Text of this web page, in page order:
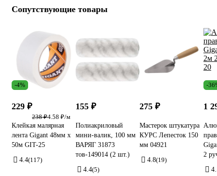
Сопутствующие товары
-4%
229 ₽
238 ₽4.58 ₽/м
Клейкая малярная
лента Gigant 48мм x
50м GIT-25
4.4(117)
155 ₽
Полиакриловый
мини-валик, 100 мм
ВАРЯГ 31873
тов-149014 (2 шт.)
4.4(5)
275 ₽
Мастерок штукатура
КУРС Лепесток 150
мм 04921
4.8(19)
-
1
2